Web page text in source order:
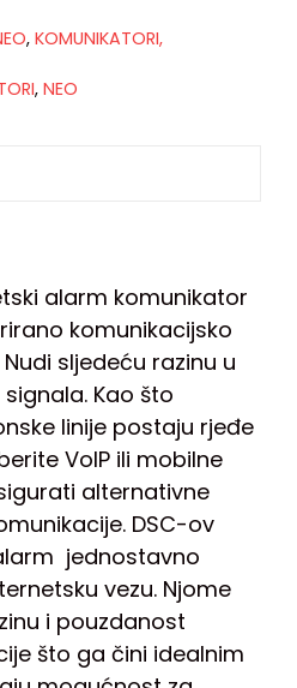
, KOMUNIKATORI,
, NEO
alarm komunikator
komunikacijsko
sljedeću razinu u
Kao što
linije postaju rjeđe
VoIP ili mobilne
alternativne
DSC-ov
jednostavno
vezu. Njome
i pouzdanost
što ga čini idealnim